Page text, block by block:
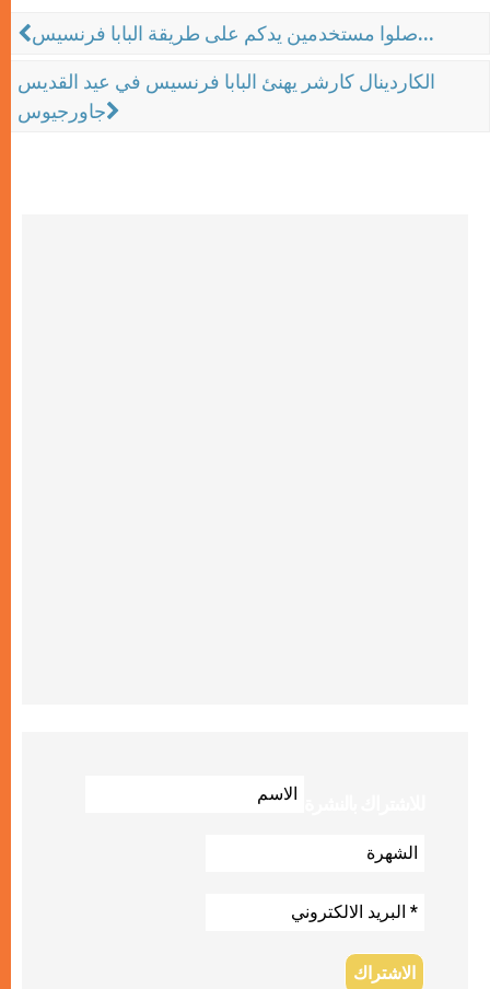
صلوا مستخدمين يدكم على طريقة البابا فرنسيس...
الكاردينال كارشر يهنئ البابا فرنسيس في عيد القديس
جاورجيوس